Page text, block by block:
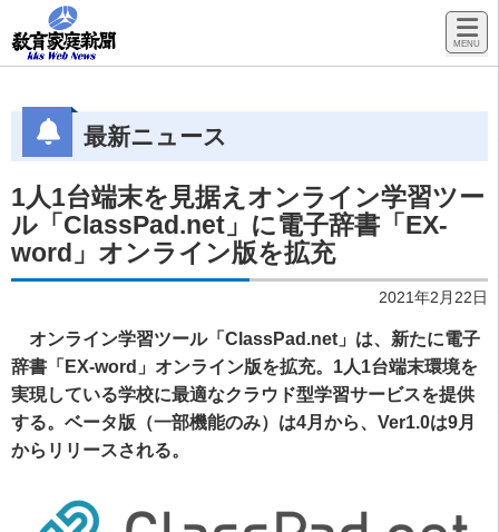
最新ニュース
1人1台端末を見据えオンライン学習ツー
ル「ClassPad.net」に電子辞書「EX-
word」オンライン版を拡充
2021年2月22日
オンライン学習ツール「ClassPad.net」は、新たに電子
辞書「EX-word」オンライン版を拡充。1人1台端末環境を
実現している学校に最適なクラウド型学習サービスを提供
する。ベータ版（一部機能のみ）は4月から、Ver1.0は9月
からリリースされる。